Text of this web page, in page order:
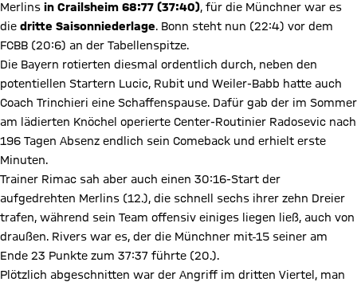
Merlins in Crailsheim 68:77 (37:40), für die Münchner war es
die dritte Saisonniederlage. Bonn steht nun (22:4) vor dem
FCBB (20:6) an der Tabellenspitze.
Die Bayern rotierten diesmal ordentlich durch, neben den
potentiellen Startern Lucic, Rubit und Weiler-Babb hatte auch
Coach Trinchieri eine Schaffenspause. Dafür gab der im Sommer
am lädierten Knöchel operierte Center-Routinier Radosevic nach
196 Tagen Absenz endlich sein Comeback und erhielt erste
Minuten.
Trainer Rimac sah aber auch einen 30:16-Start der
aufgedrehten Merlins (12.), die schnell sechs ihrer zehn Dreier
trafen, während sein Team offensiv einiges liegen ließ, auch von
draußen. Rivers war es, der die Münchner mit 15 seiner am
Ende 23 Punkte zum 37:37 führte (20.).
Plötzlich abgeschnitten war der Angriff im dritten Viertel, man